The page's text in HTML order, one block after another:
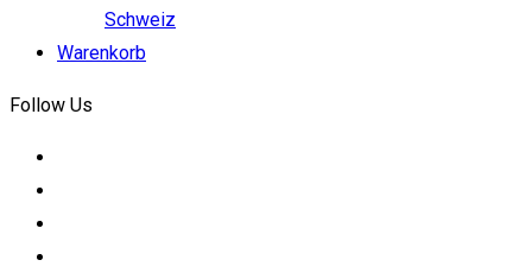
Schweiz
Warenkorb
Follow Us